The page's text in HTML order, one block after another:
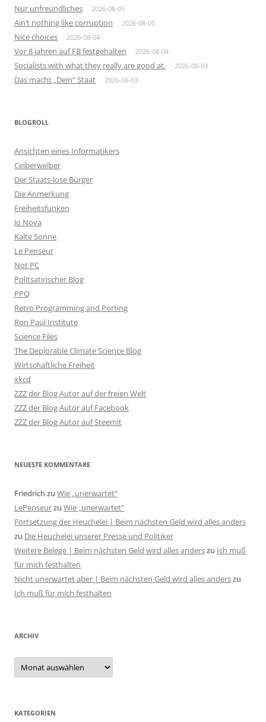
Nur unfreundliches 2026-08-05
Ain’t nothing like corruption 2026-08-05
Nice choices 2026-08-04
Vor 8 jahren auf FB festgehalten 2026-08-04
Socialists with what they really are good at. 2026-08-03
Das macht „Dein“ Staat 2026-08-03
BLOGROLL
Ansichten eines Informatikers
Ceiberweiber
Der Staats-lose Bürger
Die Anmerkung
Freiheitsfunken
Jo Nova
Kalte Sonne
Le Penseur
Not PC
Politsatirischer Blog
PPQ
Retro Programming and Porting
Ron Paul Institute
Science Files
The Deplorable Climate Science Blog
Wirtschaftliche Freiheit
xkcd
ZZZ der Blog Autor auf der freien Welt
ZZZ der Blog Autor auf Facebook
ZZZ der Blog Autor auf Steemit
NEUESTE KOMMENTARE
Friedrich zu Wie „unerwartet“
LePenseurzu Wie „unerwartet“
Fortsetzung der Heuchelei | Beim nächsten Geld wird alles anders
zu Die Heuchelei unserer Presse und Politiker
Weitere Belege | Beim nächsten Geld wird alles anderszu Ich muß
für mich festhalten
Nicht unerwartet aber | Beim nächsten Geld wird alles anderszu
Ich muß für mich festhalten
ARCHIV
Archiv
KATEGORIEN